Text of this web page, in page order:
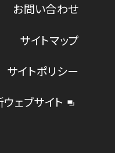
お問い合わせ
サイトマップ
サイトポリシー
ェブサイト